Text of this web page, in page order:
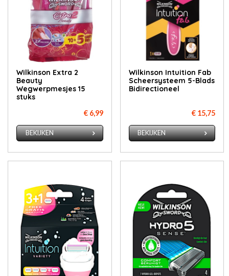
Wilkinson Extra 2
Beauty
Wegwerpmesjes 15
stuks
€ 6,99
BEKIJKEN
Wilkinson Intuition Fab
Scheersysteem 5-Blads
Bidirectioneel
€ 15,75
BEKIJKEN